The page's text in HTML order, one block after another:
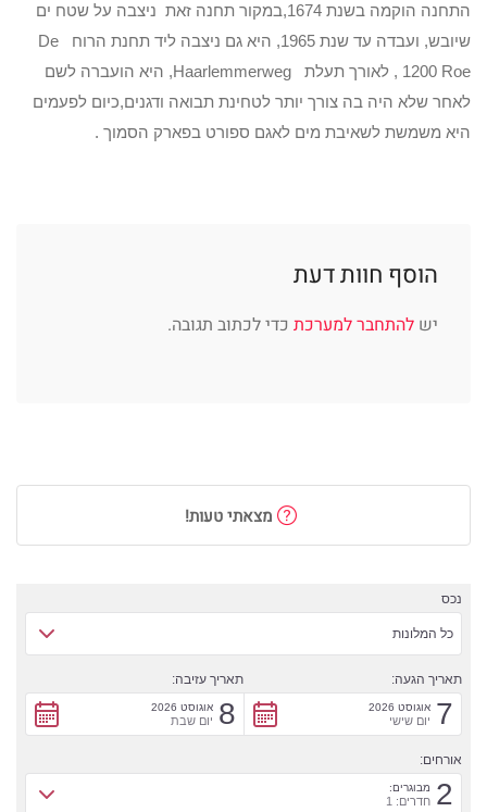
התחנה הוקמה בשנת 1674,במקור תחנה זאת ניצבה על שטח ים
שיובש, ועבדה עד שנת 1965, היא גם ניצבה ליד תחנת הרוח De
1200 Roe , לאורך תעלת Haarlemmerweg, היא הועברה לשם
לאחר שלא היה בה צורך יותר לטחינת תבואה ודגנים,כיום לפעמים
היא משמשת לשאיבת מים לאגם ספורט בפארק הסמוך .
הוסף חוות דעת
יש להתחבר למערכת כדי לכתוב תגובה.
מצאתי טעות!
נכס
כל המלונות
תאריך הגעה:
7 אוגוסט 2026
יום שישי
תאריך עזיבה:
8 אוגוסט 2026
יום שבת
אורחים:
2 מבוגרים:
חדרים: 1